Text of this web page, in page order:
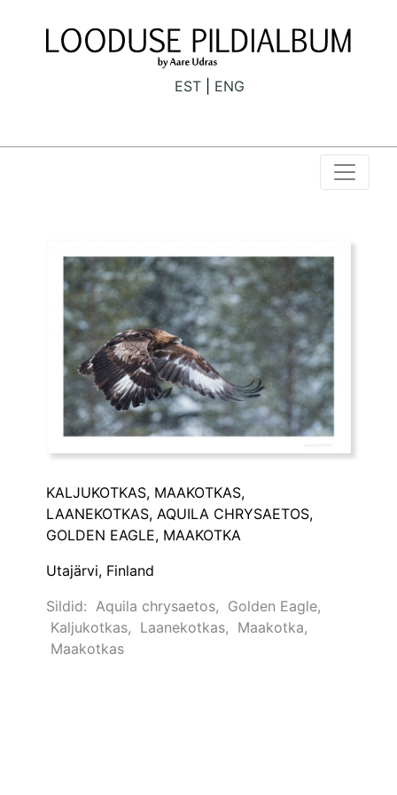
EST ENG
KALJUKOTKAS, MAAKOTKAS,
LAANEKOTKAS, AQUILA CHRYSAETOS,
GOLDEN EAGLE, MAAKOTKA
Utajärvi, Finland
Sildid: Aquila chrysaetos, Golden Eagle,
Kaljukotkas, Laanekotkas, Maakotka,
Maakotkas